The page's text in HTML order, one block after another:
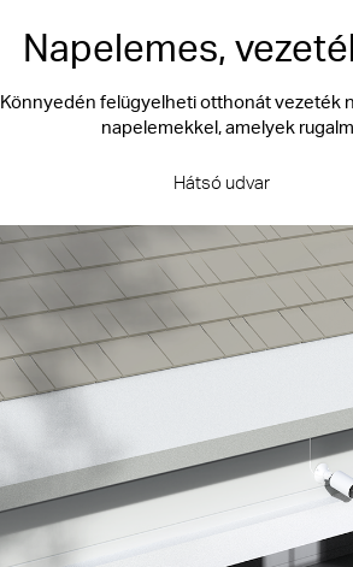
Napelemes,
Könnyedén felügyelheti otthonát vezeték
napelemekkel, amelyek
Hátsó udvar